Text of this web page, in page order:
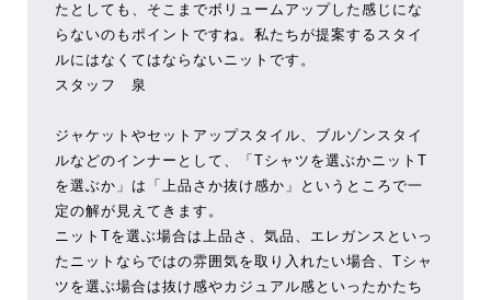
たとしても、そこまでボリュームアップした感じにな
らないのもポイントですね。私たちが提案するスタイ
ルにはなくてはならないニットです。
スタッフ 泉
ジャケットやセットアップスタイル、ブルゾンスタイ
ルなどのインナーとして、「Tシャツを選ぶかニットT
を選ぶか」は「上品さか抜け感か」というところで一
定の解が見えてきます。
ニットTを選ぶ場合は上品さ、気品、エレガンスといっ
たニットならではの雰囲気を取り入れたい場合、Tシャ
ツを選ぶ場合は抜け感やカジュアル感といったかたち